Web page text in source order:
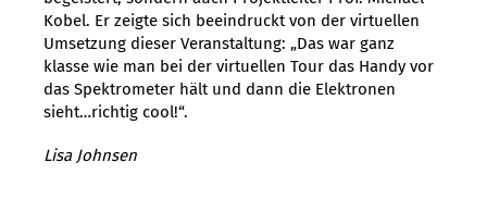
Kobel. Er zeigte sich beeindruckt von der virtuellen
Umsetzung dieser Veranstaltung: „Das war ganz
klasse wie man bei der virtuellen Tour das Handy vor
das Spektrometer hält und dann die Elektronen
sieht…richtig cool!“.
Lisa Johnsen